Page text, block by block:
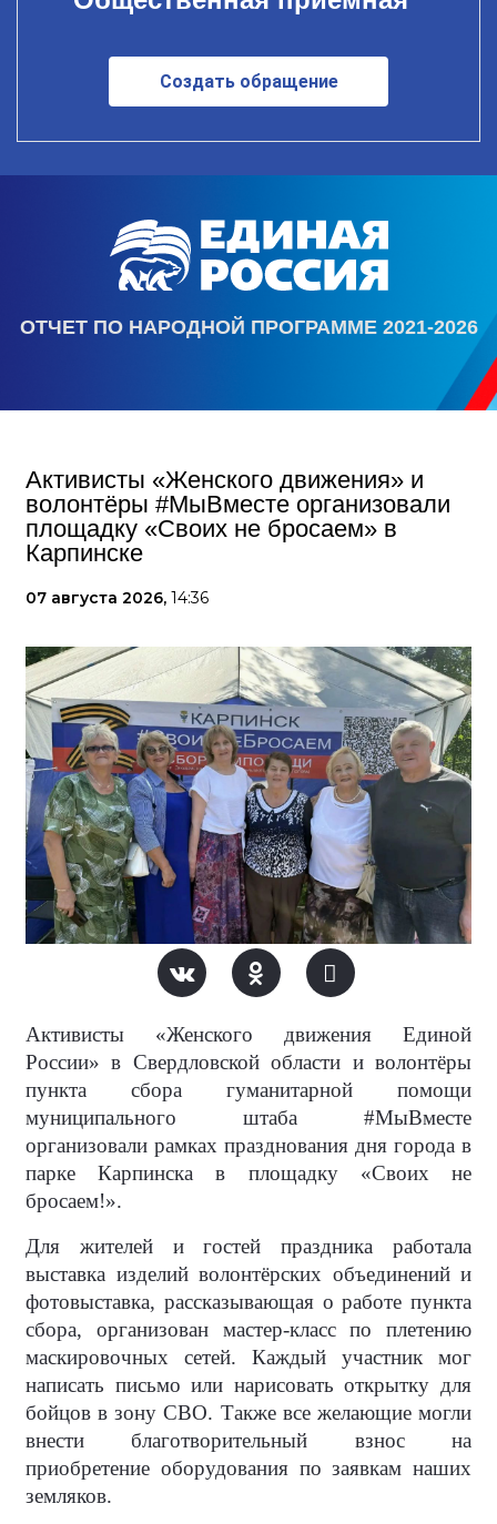
Создать обращение
ОТЧЕТ ПО НАРОДНОЙ ПРОГРАММЕ 2021-2026
Активисты «Женского движения» и
волонтёры #МыВместе организовали
площадку «Своих не бросаем» в
Карпинске
07 августа 2026, 14:36
Активисты «Женского движения Единой
России» в Свердловской области и волонтёры
пункта сбора гуманитарной помощи
муниципального штаба #МыВместе
организовали рамках празднования дня города в
парке Карпинска в площадку «Своих не
бросаем!».
Для жителей и гостей праздника работала
выставка изделий волонтёрских объединений и
фотовыставка, рассказывающая о работе пункта
сбора, организован мастер-класс по плетению
маскировочных сетей. Каждый участник мог
написать письмо или нарисовать открытку для
бойцов в зону СВО. Также все желающие могли
внести благотворительный взнос на
приобретение оборудования по заявкам наших
земляков.